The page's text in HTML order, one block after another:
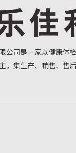
公司是一家以健康体
，集生产、销售、售